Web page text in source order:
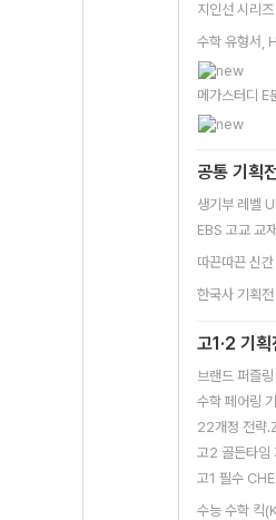
지인선 시리즈
수학 유형서,
메가스터디 E
공통 기획
생기부 레벨
EBS 고교 교재
따끈따끈 신간
한국사 기획전
고1·2 기획
브랜드 퍼즐링
수학 페어링
22개정 전략
고2 골든타임
고1 필수
수능 수학 킥